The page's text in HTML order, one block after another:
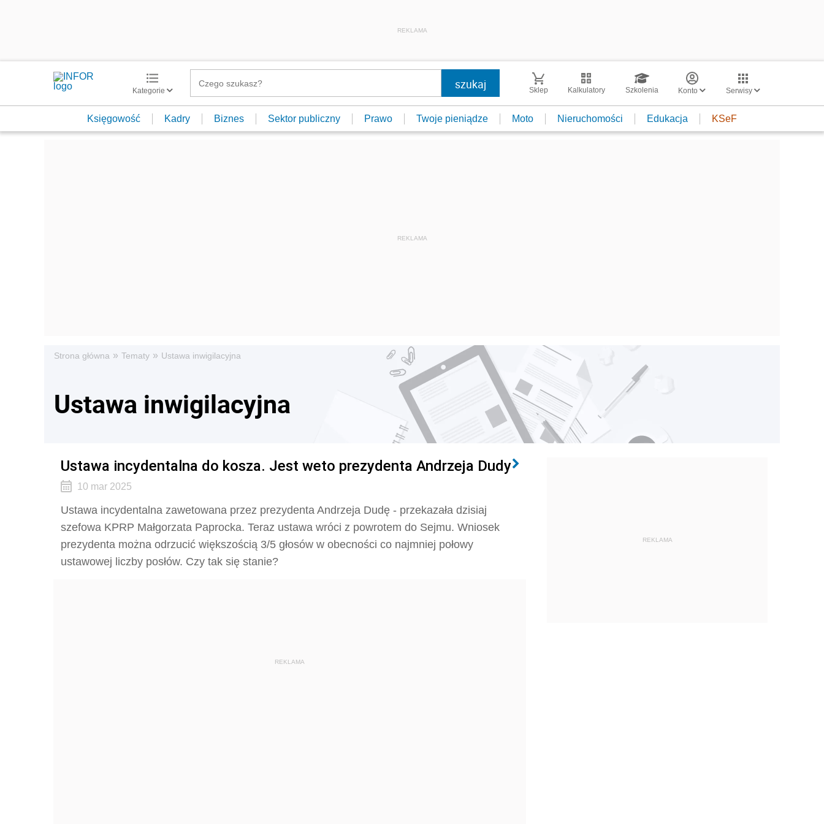
REKLAMA
Kategorie Sklep Kalkulatory Szkolenia Konto Serwisy
Księgowość Kadry Biznes Sektor publiczny Prawo Twoje pieniądze Moto Nieruchomości Edukacja KSeF
Strona główna » Tematy » Ustawa inwigilacyjna
Ustawa inwigilacyjna
Ustawa incydentalna do kosza. Jest weto prezydenta Andrzeja Dudy
10 mar 2025
Ustawa incydentalna zawetowana przez prezydenta Andrzeja Dudę - przekazała dzisiaj
szefowa KPRP Małgorzata Paprocka. Teraz ustawa wróci z powrotem do Sejmu. Wniosek
prezydenta można odrzucić większością 3/5 głosów w obecności co najmniej połowy
ustawowej liczby posłów. Czy tak się stanie?
REKLAMA
REKLAMA